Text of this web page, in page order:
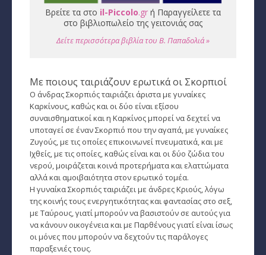
Βρείτε τα στο il-Piccolo.gr ή Παραγγείλετε τα
στο βιβλιοπωλείο της γειτονιάς σας
Δείτε περισσότερα βιβλία του Β. Παπαδολιά »
Με ποιους ταιριάζουν ερωτικά οι Σκορπιοί
Ο άνδρας Σκορπιός ταιριάζει άριστα με γυναίκες
Καρκίνους, καθώς και οι δύο είναι εξίσου
συναισθηματικοί και η Καρκίνος μπορεί να δεχτεί να
υποταγεί σε έναν Σκορπιό που την αγαπά, με γυναίκες
Ζυγούς, με τις οποίες επικοινωνεί πνευματικά, και με
Ιχθείς, με τις οποίες, καθώς είναι και οι δύο ζώδια του
νερού, μοιράζεται κοινά προτερήματα και ελαττώματα
αλλά και αμοιβαιότητα στον ερωτικό τομέα.
Η γυναίκα Σκορπιός ταιριάζει με άνδρες Κριούς, λόγω
της κοινής τους ενεργητικότητας και φαντασίας στο σεξ,
με Ταύρους, γιατί μπορούν να βασιστούν σε αυτούς για
να κάνουν οικογένεια και με Παρθένους γιατί είναι ίσως
οι μόνες που μπορούν να δεχτούν τις παράλογες
παραξενιές τους.